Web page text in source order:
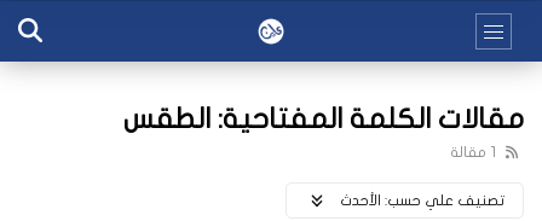
مقالات الكلمة المفتاحية: الطقس
1 مقالة
تصنيف علي حسب: اﻷحدث